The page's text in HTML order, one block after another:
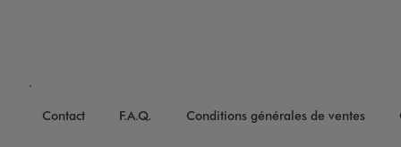
.
Contact
F.A.Q. Conditions générales de ventes